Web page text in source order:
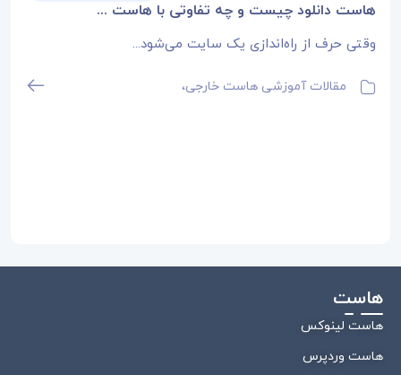
هاست دانلود چیست و چه تفاوتی با هاست ...
وقتی حرف از راه‌اندازی یک سایت می‌شود...
مقالات آموزشی هاست خارجی،
هاست
هاست لینوکس
هاست وردپرس